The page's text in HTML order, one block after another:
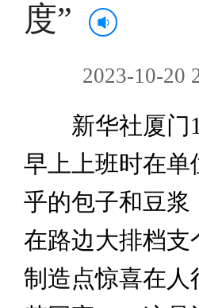
度”
2023-10-
新华社厦门
早上上班时在单
乎的包子和豆浆
在路边大排档支
制造点惊喜在人